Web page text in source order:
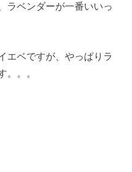
ラベンダーが一番いいっ
エベですが、やっぱりラ
。。。